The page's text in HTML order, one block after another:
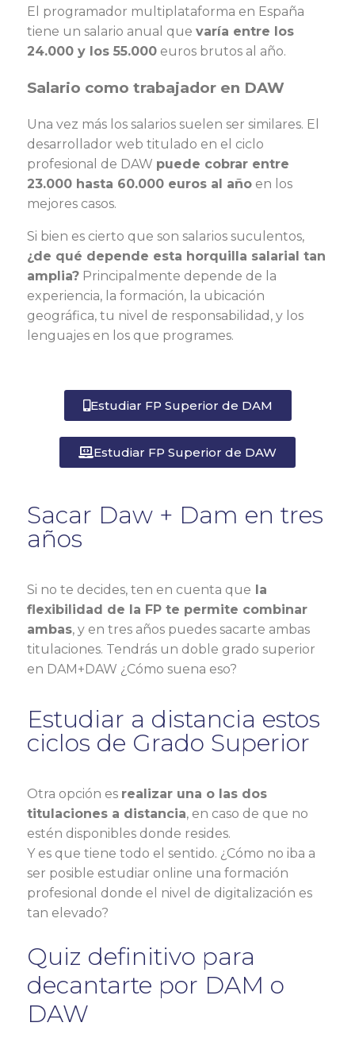
El programador multiplataforma en España
tiene un salario anual que varía entre los
24.000 y los 55.000 euros brutos al año.
Salario como trabajador en DAW
Una vez más los salarios suelen ser similares. El
desarrollador web titulado en el ciclo
profesional de DAW puede cobrar entre
23.000 hasta 60.000 euros al año en los
mejores casos.
Si bien es cierto que son salarios suculentos,
¿de qué depende esta horquilla salarial tan
amplia? Principalmente depende de la
experiencia, la formación, la ubicación
geográfica, tu nivel de responsabilidad, y los
lenguajes en los que programes.
Estudiar FP Superior de DAM
Estudiar FP Superior de DAW
Sacar Daw + Dam en tres
años
Si no te decides, ten en cuenta que la
flexibilidad de la FP te permite combinar
ambas, y en tres años puedes sacarte ambas
titulaciones. Tendrás un doble grado superior
en DAM+DAW ¿Cómo suena eso?
Estudiar a distancia estos
ciclos de Grado Superior
Otra opción es realizar una o las dos
titulaciones a distancia, en caso de que no
estén disponibles donde resides.
Y es que tiene todo el sentido. ¿Cómo no iba a
ser posible estudiar online una formación
profesional donde el nivel de digitalización es
tan elevado?
Quiz definitivo para
decantarte por DAM o
DAW